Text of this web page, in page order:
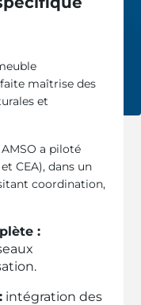
maîtrise des
et
AMSO a piloté
CEA), dans un
coordination,
:
intégration des